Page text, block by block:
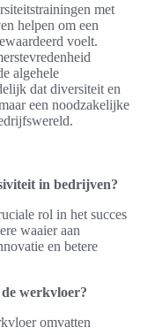
met
helpen om een
voelt.
algehele
dat diversiteit en
een noodzakelijke
in bedrijven?
rol in het succes
waaier aan
en betere
werkvloer?
omvatten